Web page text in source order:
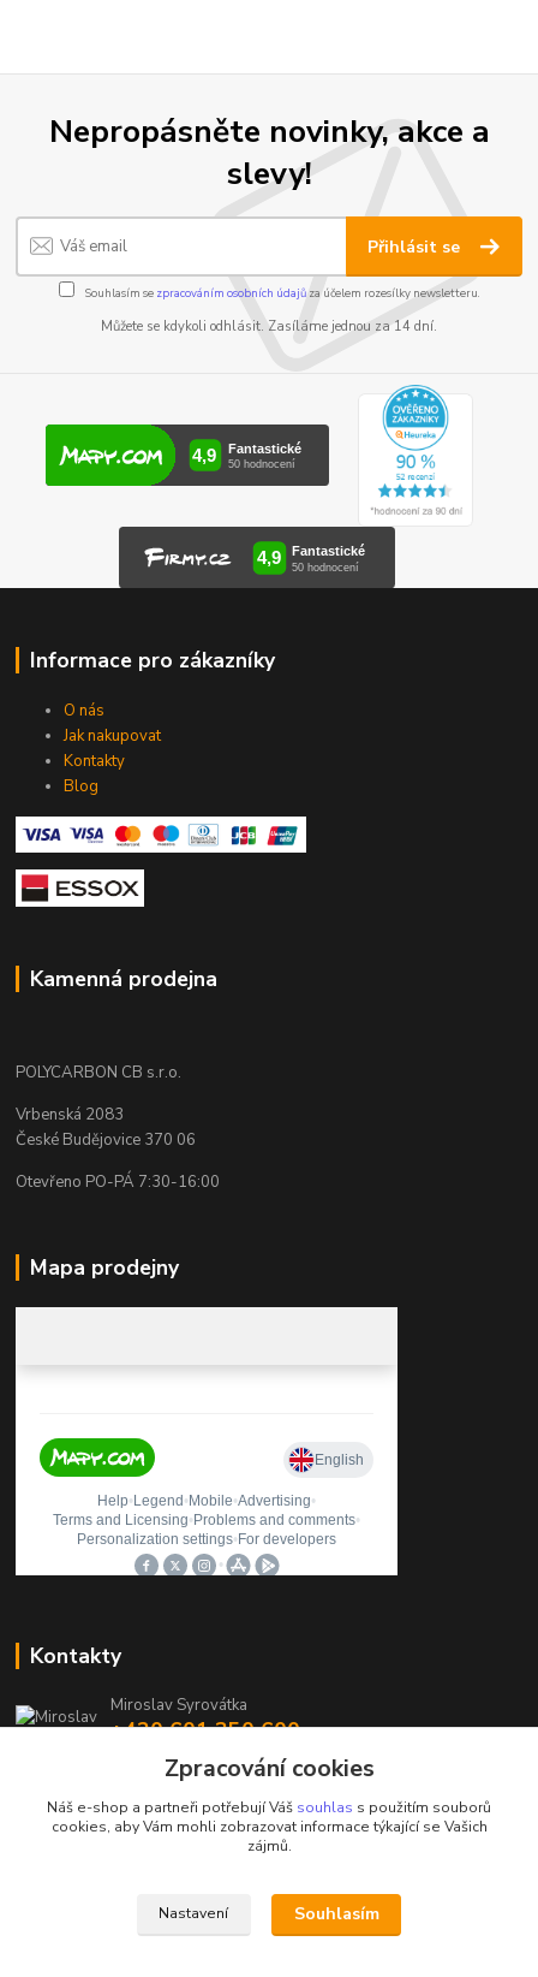
Nepropásněte novinky, akce a
slevy!
Přihlásit se
Souhlasím se zpracováním osobních údajůza účelem rozesílky newsletteru.
Můžete se kdykoli odhlásit. Zasíláme jednou za 14 dní.
Informace pro zákazníky
O nás
Jak nakupovat
Kontakty
Blog
Kamenná prodejna
POLYCARBON CB s.r.o.
Vrbenská 2083
České Budějovice 370 06
Otevřeno PO-PÁ 7:30-16:00
Mapa prodejny
Kontakty
Miroslav Syrovátka
+420 601 350 600
(Po-Pá, 7:30-16 hod.)
prodejna@polycarboncb.cz
Upravit sběr cookies.
Zpracování cookies
Náš e-shop a partneři potřebují Váš souhlas s použitím souborů
cookies, aby Vám mohli zobrazovat informace týkající se Vašich
zájmů.
Nastavení Souhlasím